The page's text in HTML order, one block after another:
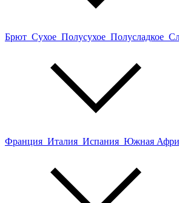
Брют Сухое Полусухое Полусладкое
Франция Италия Испания Южная